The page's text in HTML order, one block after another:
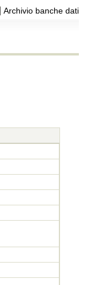
Archivio banche dati